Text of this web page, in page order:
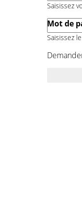
Saisissez
Mot de
Saisissez